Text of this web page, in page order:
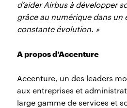
d’aider Airbus à développer
grâce au numérique dans un
constante évolution. »
A propos d’Accenture
Accenture, un des leaders
aux entreprises et
large gamme de services et